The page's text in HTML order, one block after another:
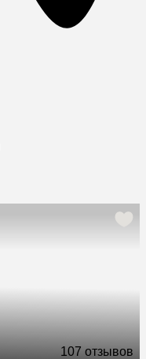
107 отзывов